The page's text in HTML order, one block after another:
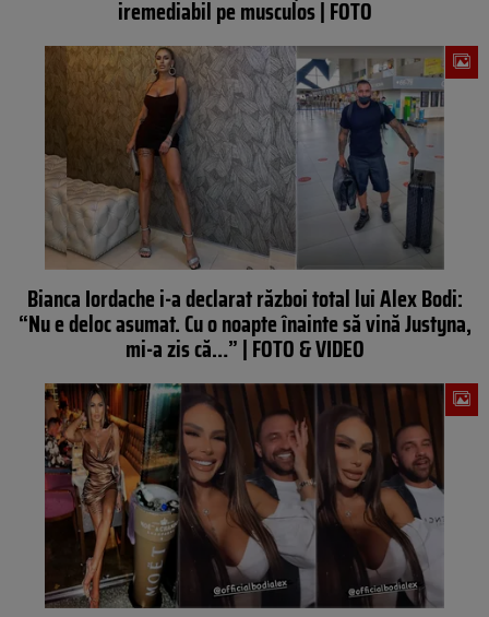
iremediabil pe musculos | FOTO
Bianca Iordache i-a declarat război total lui Alex Bodi:
“Nu e deloc asumat. Cu o noapte înainte să vină Justyna,
mi-a zis că…” | FOTO & VIDEO